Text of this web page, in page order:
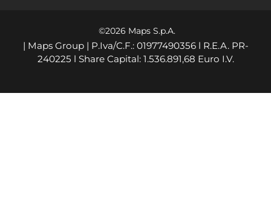
©2026 Maps S.p.A.
| Maps Group | P.Iva/C.F.: 01977490356 l R.E.A. PR-
240225 l Share Capital: 1.536.891,68 Euro I.V.